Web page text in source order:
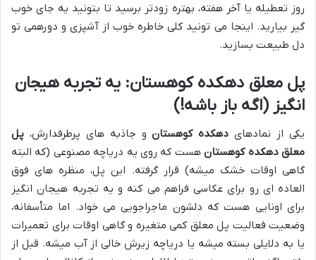
روز تعطیله یا آخر هفته، بهتره زودتر برسید تا بتونید یه جای خوب
گیر بیارید. اینجا می تونید کلی خاطره خوب از آشپزی و دورهمی تو
دل طبیعت بسازید.
پل معلق دهکده کوهستان: یه تجربه هیجان
انگیز (اگه باز باشه!)
یکی از نمادهای دهکده کوهستانو جاذبه های پرطرفدارش، پل
معلق دهکده کوهستانهست که روی یه دریاچه مصنوعی (که البته
گاهی اوقات خشک میشه) قرار گرفته. این پل، منظره های فوق
العاده ای رو برای عکاسی فراهم می کنه و یه تجربه هیجان انگیز
برای اونایی هست که دلشون ماجراجویی می خواد. اما متأسفانه،
وضعیت فعالیت پل معلق کمی متغیره و گاهی اوقات برای تعمیرات
یا به دلایلی بسته میشه یا دریاچه زیرش خالی از آب میشه. قبل از